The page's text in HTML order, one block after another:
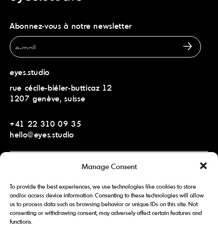
Manage Consent
To provide the best experiences, we use technologies like cookies to store
and/or access device information. Consenting to these technologies will allow
us to process data such as browsing behavior or unique IDs on this site. Not
consenting or withdrawing consent, may adversely affect certain features and
functions.
Abonnez-vous à notre newsletter
eyes.studio
rue cécile-biéler-butticaz 12
1207 genève, suisse
eyes.studio middle east
dubai, uae
+41 22 310 09 35
hello@eyes.studio
+971 5 6644 7776